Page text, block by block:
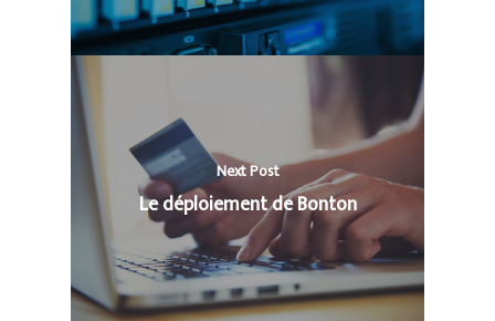
Next Post
Le déploiement de Bonton